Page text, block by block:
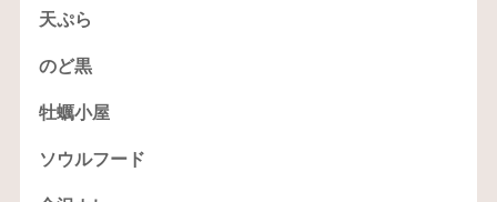
天ぷら
のど黒
牡蠣小屋
ソウルフード